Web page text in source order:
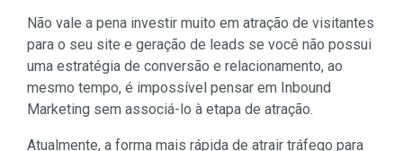
Não vale a pena investir muito em atração de visitantes
para o seu site e geração de leads se você não possui
uma estratégia de conversão e relacionamento, ao
mesmo tempo, é impossível pensar em Inbound
Marketing sem associá-lo à etapa de atração.
Atualmente, a forma mais rápida de atrair tráfego para